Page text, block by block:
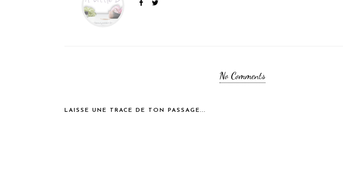
No Comments
LAISSE UNE TRACE DE TON PASSAGE...